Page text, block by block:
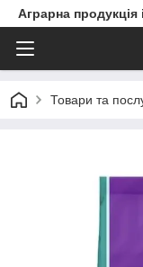
Аграрна продукція
Товари та